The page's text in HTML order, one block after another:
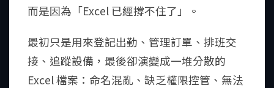
而是因為「Excel 已經撐不住了」。
最初只是用來登記出勤、管理訂單、排班交
接、追蹤設備，最後卻演變成一堆分散的
Excel 檔案：命名混亂、缺乏權限控管、無法